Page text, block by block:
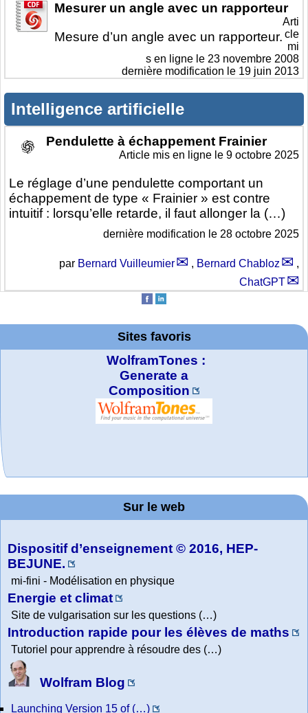
Mesurer un angle avec un rapporteur
Mesure d’un angle avec un rapporteur.
Arti
cle
mi
s en ligne le 23 novembre 2008
dernière modification le 19 juin 2013
Intelligence artificielle
Pendulette à échappement Frainier
Le réglage d’une pendulette comportant un
échappement de type « Frainier » est contre
intuitif : lorsqu’elle retarde, il faut allonger la (…)
Article mis en ligne le 9 octobre 2025
dernière modification le 28 octobre 2025
par Bernard Vuilleumier , Bernard Chabloz
,
ChatGPT
Sites favoris
La société 2018
expliquée à mon
grand-père
WolframTones :
Generate a
Composition
Wolfram web
resources
Office fédéral de
la statistique
Wolfram
Demonstrations
Project. College
Physics
Wolfram
Education Portal
TED Talks
MATHCURVE.CO
M
Online math
practice and
lessons
Arts-Scènes
Sur le web
Dispositif d’enseignement © 2016, HEP-
BEJUNE.
mi-fini - Modélisation en physique
Energie et climat
Site de vulgarisation sur les questions (…)
Introduction rapide pour les élèves de maths
Tutoriel pour apprendre à résoudre des (…)
Wolfram Blog
Launching Version 15 of (…)